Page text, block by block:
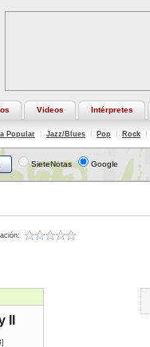
Videos Intérpretes
Popular Jazz/Blues Pop Rock
SieteNotas Google
II
]